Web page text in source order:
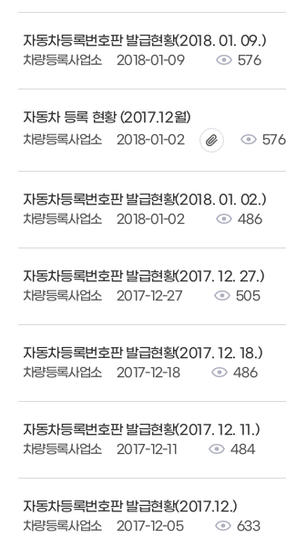
자동차등록번호판 발급현황(2018. 01. 09.)
차량등록사업소 2018-01-09 576
자동차 등록 현황 (2017.12월)
차량등록사업소 2018-01-02 576
자동차등록번호판 발급현황(2018. 01. 02.)
차량등록사업소 2018-01-02 486
자동차등록번호판 발급현황(2017. 12. 27.)
차량등록사업소 2017-12-27 505
자동차등록번호판 발급현황(2017. 12. 18.)
차량등록사업소 2017-12-18 486
자동차등록번호판 발급현황(2017. 12. 11.)
차량등록사업소 2017-12-11 484
자동차등록번호판 발급현황(2017.12.)
차량등록사업소 2017-12-05 633